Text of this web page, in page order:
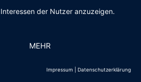
der Nutzer anzuzeigen.
MEHR
Impressum Datenschutzerklärung